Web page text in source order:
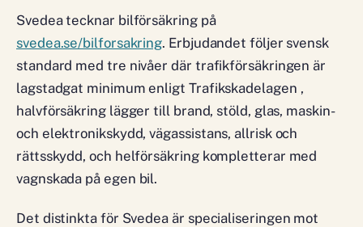
Svedea tecknar bilförsäkring på
svedea.se/bilforsakring. Erbjudandet följer svensk
standard med tre nivåer där trafikförsäkringen är
lagstadgat minimum enligt Trafikskadelagen ,
halvförsäkring lägger till brand, stöld, glas, maskin-
och elektronikskydd, vägassistans, allrisk och
rättsskydd, och helförsäkring kompletterar med
vagnskada på egen bil.
Det distinkta för Svedea är specialiseringen mot